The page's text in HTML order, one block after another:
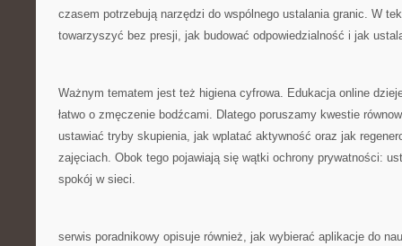
czasem potrzebują narzędzi do wspólnego ustalania granic. W
towarzyszyć bez presji, jak budować odpowiedzialność i jak
Ważnym tematem jest też higiena cyfrowa. Edukacja online
łatwo o zmęczenie bodźcami. Dlatego poruszamy kwestie
ustawiać tryby skupienia, jak wplatać aktywność oraz jak
zajęciach. Obok tego pojawiają się wątki ochrony prywatności:
spokój w sieci.
serwis poradnikowy opisuje również, jak wybierać aplikacje do